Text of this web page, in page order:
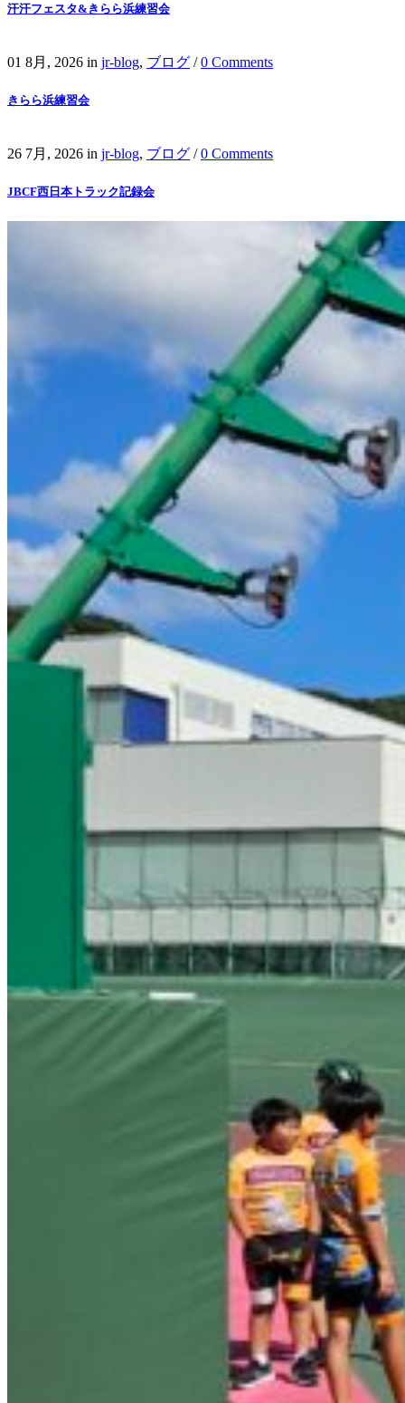
汗汗フェスタ&きらら浜練習会
01 8月, 2026 in jr-blog, ブログ /0 Comments
きらら浜練習会
26 7月, 2026 in jr-blog, ブログ /0 Comments
JBCF西日本トラック記録会